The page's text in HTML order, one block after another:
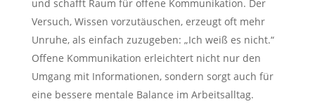
und schafft Raum für offene Kommunikation. Der
Versuch, Wissen vorzutäuschen, erzeugt oft mehr
Unruhe, als einfach zuzugeben: „Ich weiß es nicht.“
Offene Kommunikation erleichtert nicht nur den
Umgang mit Informationen, sondern sorgt auch für
eine bessere mentale Balance im Arbeitsalltag.